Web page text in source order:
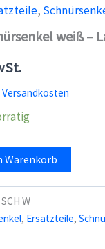
,
weiß –
Versandkosten
Warenkorb
W
, Ersatzteile,